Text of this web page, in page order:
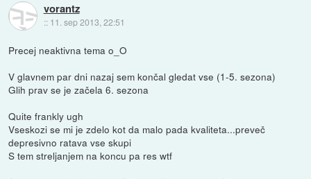
vorantz
:: 11. sep 2013, 22:51
Precej neaktivna tema o_O
V glavnem par dni nazaj sem končal gledat vse (1-5. sezona)
Glih prav se je začela 6. sezona
Quite frankly ugh
Vseskozi se mi je zdelo kot da malo pada kvaliteta...preveč
depresivno ratava vse skupi
S tem streljanjem na koncu pa res wtf